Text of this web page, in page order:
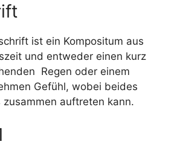
ist ein Kompositum aus
und entweder einen kurz
Regen oder einem
Gefühl, wobei beides
zusammen auftreten kann.